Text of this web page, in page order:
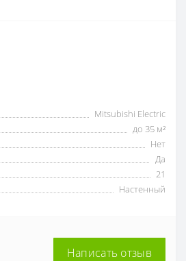
Mitsubishi Electric
до 35 м²
Нет
Да
21
Настенный
Написать отзыв